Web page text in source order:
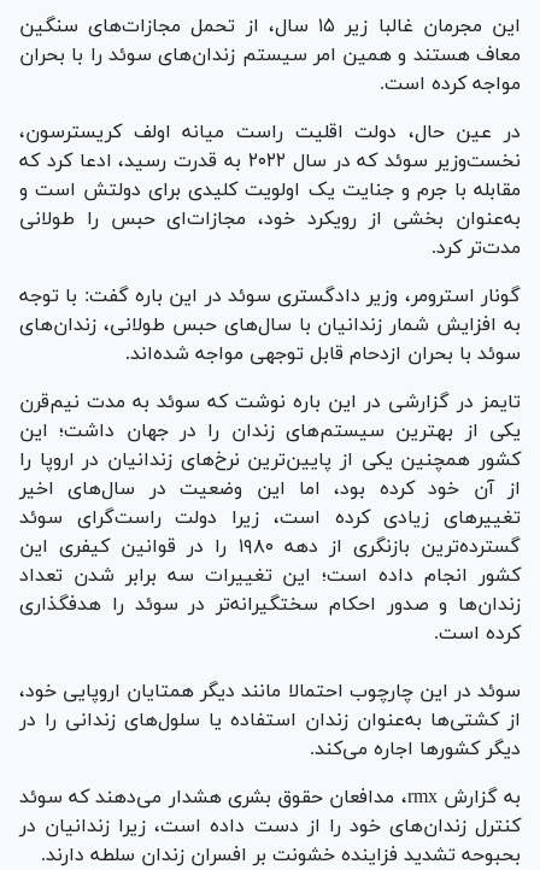
این مجرمان غالبا زیر ۱۵ سال، از تحمل مجازات‌های سنگین
معاف هستند و همین امر سیستم زندان‌های سوئد را با بحران
مواجه کرده است.
در عین حال، دولت اقلیت راست میانه اولف کریسترسون،
نخست‌وزیر سوئد که در سال ۲۰۲۲ به قدرت رسید، ادعا کرد که
مقابله با جرم و جنایت یک اولویت کلیدی برای دولتش است و
به‌عنوان بخشی از رویکرد خود، مجازات‌ای حبس را طولانی
مدت‌تر کرد.
گونار استرومر، وزیر دادگستری سوئد در این باره گفت: با توجه
به افزایش شمار زندانیان با سال‌های حبس طولانی، زندان‌های
سوئد با بحران ازدحام قابل توجهی مواجه شده‌اند.
تایمز در گزارشی در این باره نوشت که سوئد به مدت نیم‌قرن
یکی از بهترین سیستم‌های زندان را در جهان داشت؛ این
کشور همچنین یکی از پایین‌ترین نرخ‌های زندانیان در اروپا را
از آن خود کرده بود، اما این وضعیت در سال‌های اخیر
تغییرهای زیادی کرده است، زیرا دولت راست‌گرای سوئد
گسترده‌ترین بازنگری از دهه ۱۹۸۰ را در قوانین کیفری این
کشور انجام داده است؛ این تغییرات سه برابر شدن تعداد
زندان‌ها و صدور احکام سختگیرانه‌تر در سوئد را هدفگذاری
کرده است.
سوئد در این چارچوب احتمالا مانند دیگر همتایان اروپایی خود،
از کشتی‌ها به‌عنوان زندان استفاده یا سلول‌های زندانی را در
دیگر کشور‌ها اجاره می‌کند.
به گزارش rmx، مدافعان حقوق بشری هشدار می‌دهند که سوئد
کنترل زندان‌های خود را از دست داده است، زیرا زندانیان در
بحبوحه تشدید فزاینده خشونت بر افسران زندان سلطه دارند.